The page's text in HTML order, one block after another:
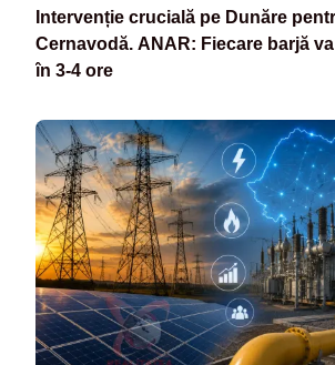
Intervenție crucială pe Dunăre
Cernavodă. ANAR: Fiecare barjă
în 3-4 ore